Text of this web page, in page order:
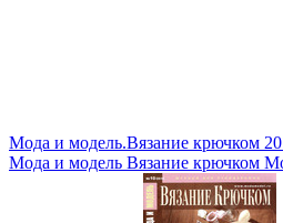
Мода и модель.Вязание крючком
Мода и модель Вязание крючком